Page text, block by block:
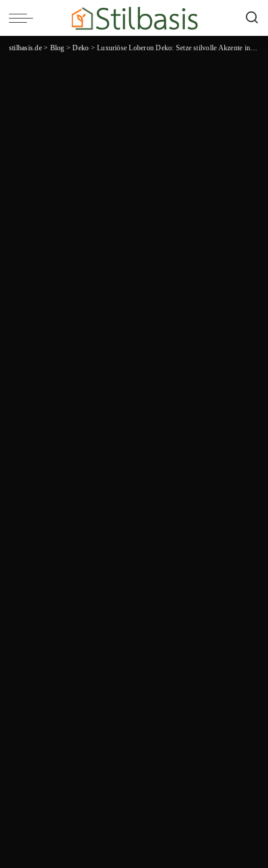
stilbasis.de> Blog >Deko >Luxuriöse Loberon Deko: Setze stilvolle Akzente in deinem Zuhause